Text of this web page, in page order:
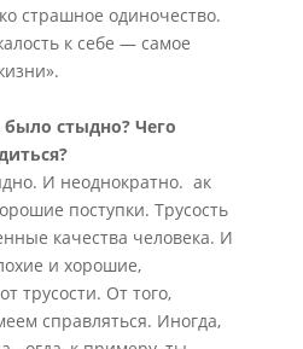
страшное одиночество.
к себе — самое
стыдно? Чего
И неоднократно. ак
поступки. Трусость
качества человека. И
и хорошие,
трусости. От того,
справляться. Иногда,